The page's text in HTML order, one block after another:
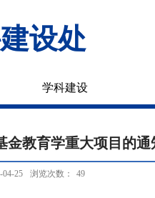
设处
学科建设
金教育学重大项目的通
04-25 浏览次数： 49